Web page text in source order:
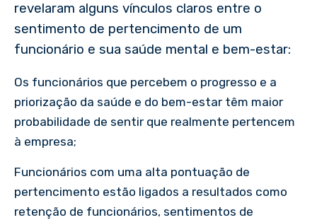
revelaram alguns vínculos claros entre o
sentimento de pertencimento de um
funcionário e sua saúde mental e bem-estar:
Os funcionários que percebem o progresso e a
priorização da saúde e do bem-estar têm maior
probabilidade de sentir que realmente pertencem
à empresa;
Funcionários com uma alta pontuação de
pertencimento estão ligados a resultados como
retenção de funcionários, sentimentos de